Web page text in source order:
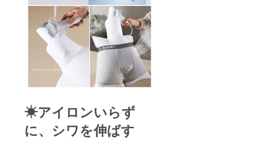
☀アイロンいらず
に、シワを伸ばす